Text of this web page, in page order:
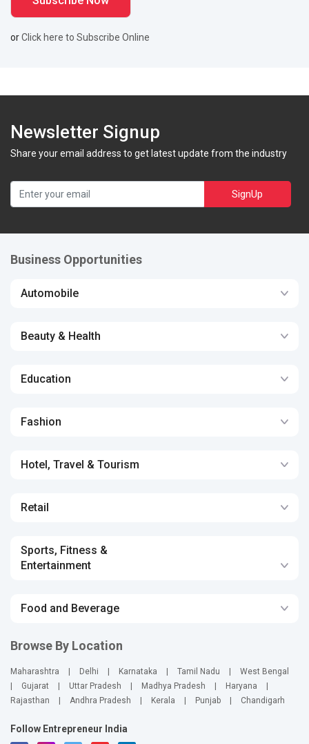
orClick here to Subscribe Online
Newsletter Signup
Share your email address to get latest update from the industry
SignUp
Business Opportunities
Automobile
Beauty & Health
Education
Fashion
Hotel, Travel & Tourism
Retail
Sports, Fitness &
Entertainment
Food and Beverage
Browse By Location
Maharashtra Delhi Karnataka Tamil Nadu
West Bengal
Gujarat Uttar Pradesh Madhya Pradesh Haryana
Rajasthan
Andhra Pradesh Kerala Punjab Chandigarh
Follow Entrepreneur India